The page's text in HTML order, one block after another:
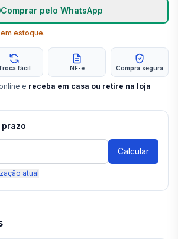
Comprar pelo WhatsApp
em estoque.
fácil NF-e Compra segura
e receba em casa ou retire na loja
Calcular
atual